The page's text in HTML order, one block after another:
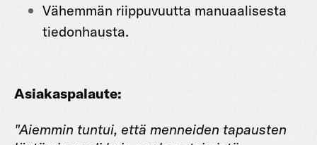
Vähemmän riippuvuutta manuaalisesta
tiedonhausta.
Asiakaspalaute:
"Aiemmin tuntui, että menneiden tapausten